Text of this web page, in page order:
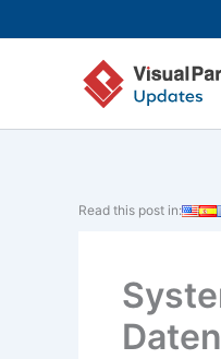
Inhalt
Read this post in: